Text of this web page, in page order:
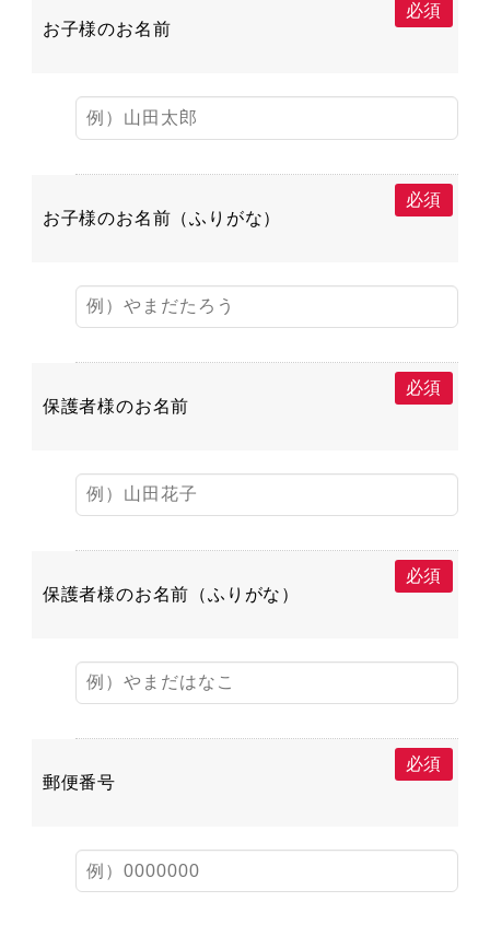
お子様のお名前
必須
お子様のお名前（ふりがな）
必須
保護者様のお名前
必須
保護者様のお名前（ふりがな）
必須
郵便番号
必須